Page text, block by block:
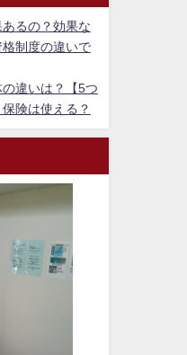
るの？効果な
制度の違いで
違いは？【5つ
険は使える？